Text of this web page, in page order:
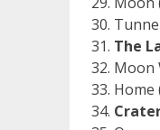
The
Moon
Home